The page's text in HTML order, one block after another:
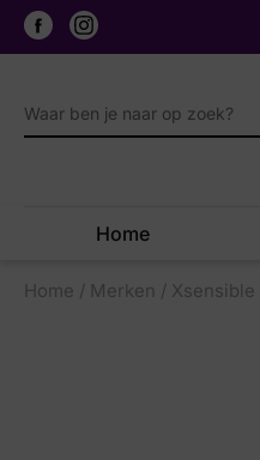
Home
Home / Merken / Xsensible